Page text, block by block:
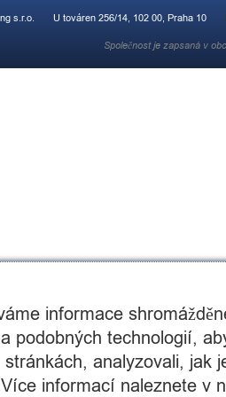
s.r.o. U továren 256/14, 102 00, Praha 10
Společnost je zapsaná v
informace
podobných technologií,
analyzovali, jak
informací naleznete v